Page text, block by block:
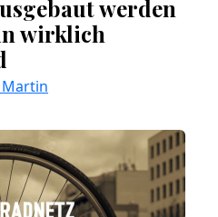
werden
wirklich
Martin